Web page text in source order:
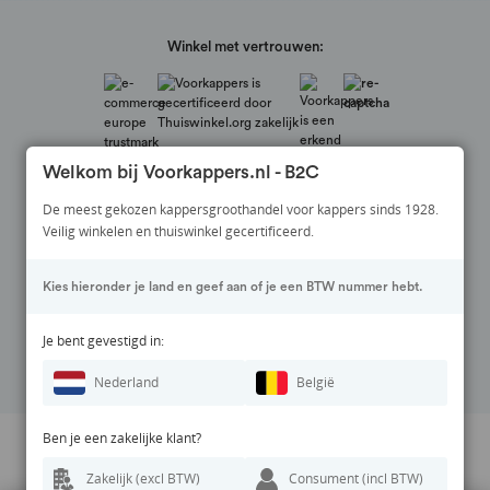
Winkel met vertrouwen:
inclusief BTW en exclusief eventuele verzendkosten.
Welkom bij Voorkappers.nl - B2C
De meest gekozen kappersgroothandel voor kappers sinds 1928.
Veilig winkelen en thuiswinkel gecertificeerd.
Kies hieronder je land en geef aan of je een BTW nummer hebt.
Je bent gevestigd in:
Nederland België
Ben je een zakelijke klant?
Zakelijk (excl BTW) Consument (incl BTW)